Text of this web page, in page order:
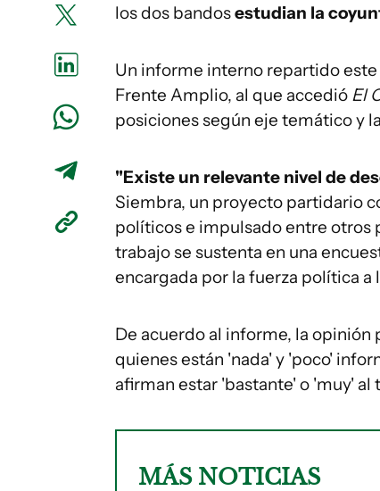
los dos bandosestudian la
Un informe interno repartido
Frente Amplio, al que accedió El
posiciones según eje temático y
"Existe un relevante nivel de
Siembra, un proyecto partidario
políticos e impulsado entre otros
trabajo se sustenta en una
encargada por la fuerza política a
De acuerdo al informe, la
quienes están 'nada' y 'poco'
afirman estar 'bastante' o 'muy'
MÁS NOTICIAS